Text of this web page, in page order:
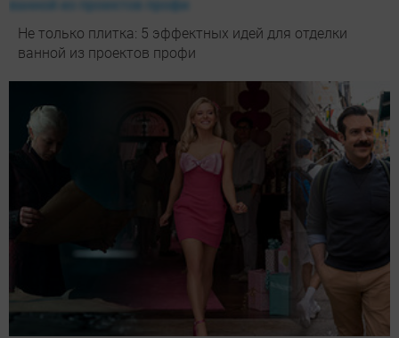
Не только плитка: 5 эффектных идей для отделки
ванной из проектов профи